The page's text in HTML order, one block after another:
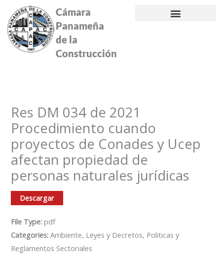
contenido
Cámara
Panameña
de la
Construcción
Res DM 034 de 2021
Procedimiento cuando
proyectos de Conades y Ucep
afectan propiedad de
personas naturales jurídicas
Descargar
File Type:pdf
Categories:Ambiente, Leyes y Decretos, Politicas y
Reglamentos Sectoriales